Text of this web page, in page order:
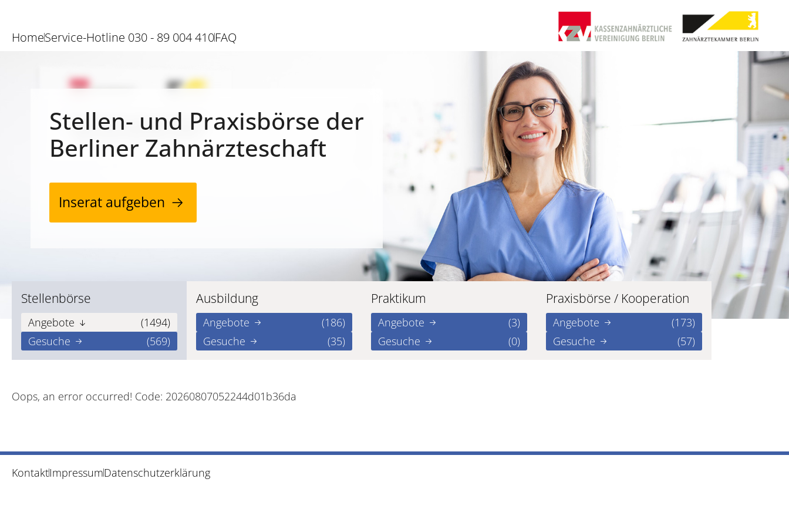
HomeService-Hotline 030 - 89 004 410FAQ
Stellen- und Praxisbörse der
Berliner Zahnärzteschaft
Inserat aufgeben
Stellenbörse
Angebote
(1494)
Gesuche
(569)
Ausbildung
Angebote
(186)
Gesuche
(35)
Praktikum
Angebote
(3)
Gesuche
(0)
Praxisbörse / Kooperation
Angebote
(173)
Gesuche
(57)
Oops, an error occurred! Code: 20260807052244d01b36da
KontaktImpressumDatenschutzerklärung